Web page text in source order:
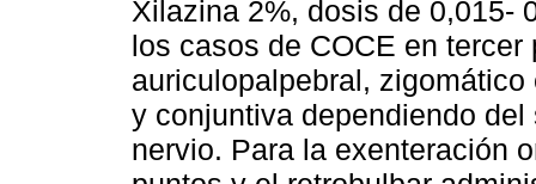
Xilazina 2%, dosis de 0,015-
los casos de COCE en
auriculopalpebral,
y conjuntiva dependiendo
nervio. Para la exenteración